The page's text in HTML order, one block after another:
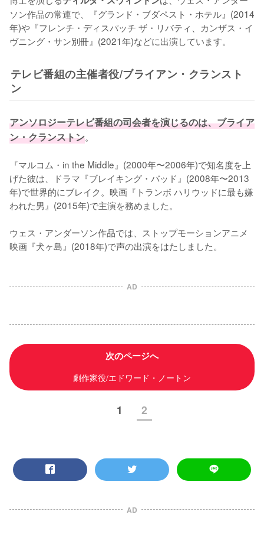
ソン作品の常連で、『グランド・ブダペスト・ホテル』(2014
年)や『フレンチ・ディスパッチ ザ・リバティ、カンザス・イ
ヴニング・サン別冊』(2021年)などに出演しています。
テレビ番組の主催者役/ブライアン・クランスト
ン
アンソロジーテレビ番組の司会者を演じるのは、ブライア
ン・クランストン。
『マルコム・in the Middle』(2000年〜2006年)で知名度を上
げた彼は、ドラマ『ブレイキング・バッド』(2008年〜2013
年)で世界的にブレイク。映画『トランボ ハリウッドに最も嫌
われた男』(2015年)で主演を務めました。
ウェス・アンダーソン作品では、ストップモーションアニメ
映画『犬ヶ島』(2018年)で声の出演をはたしました。
AD
次のページへ
劇作家役/エドワード・ノートン
1 2
AD